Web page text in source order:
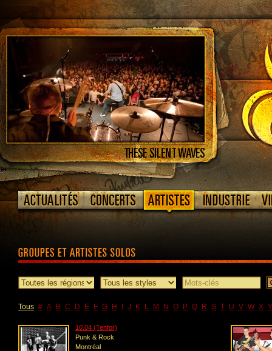
Tous # A B C D E F G H J K L M N O P Q R S T U V W X Y
10.04 (Tenfor)
Punk & Rock
Montréal